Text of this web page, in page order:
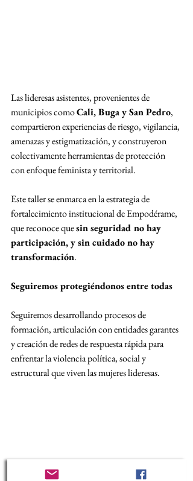
Las lideresas asistentes, provenientes de
municipios como Cali, Buga y San Pedro,
compartieron experiencias de riesgo, vigilancia,
amenazas y estigmatización, y construyeron
colectivamente herramientas de protección
con enfoque feminista y territorial.
Este taller se enmarca en la estrategia de
fortalecimiento institucional de Empodérame,
que reconoce que sin seguridad no hay
participación, y sin cuidado no hay
transformación.
Seguiremos protegiéndonos entre todas
Seguiremos desarrollando procesos de
formación, articulación con entidades garantes
y creación de redes de respuesta rápida para
enfrentar la violencia política, social y
estructural que viven las mujeres lideresas.